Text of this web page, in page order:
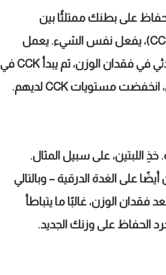
على بطنك ممتلئًا بين
، يفعل نفس الشيء. يعمل
فقدان الوزن، ثم يبدأ CCK
في
انخفضت مستوياتCCK لديهم.
اللبتين، على سبيل المثال.
على الغدة الدرقية – وبالتالي
الوزن، غالبًا ما يتباطأ
الحفاظ على وزنك الجديد.